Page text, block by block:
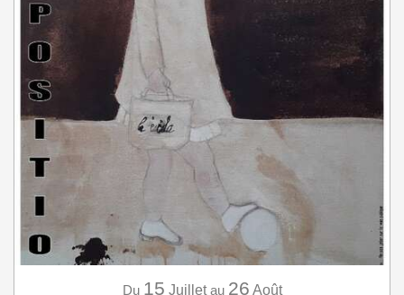
Du 15 Juillet au 26 Août